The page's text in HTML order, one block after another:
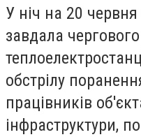
У ніч на 20
завдала
обстрілу
працівників
інфраструктури,